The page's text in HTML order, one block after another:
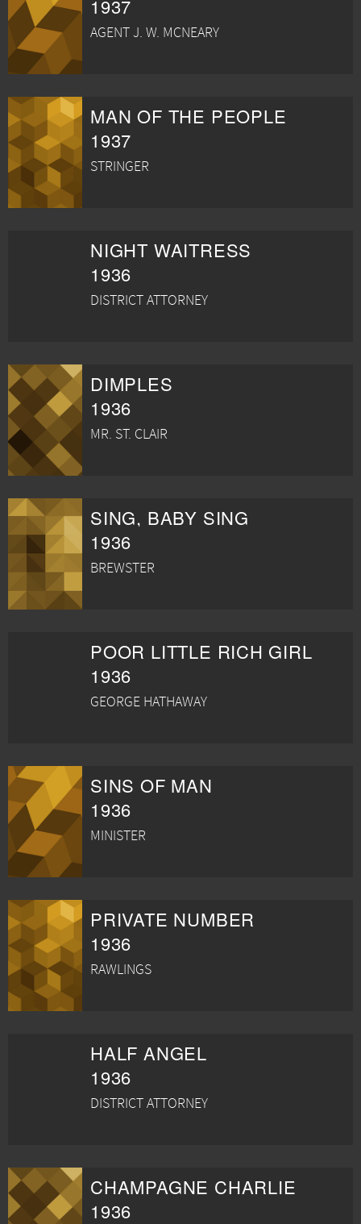
1937
AGENT J. W. MCNEARY
MAN OF THE PEOPLE
1937
STRINGER
NIGHT WAITRESS
1936
DISTRICT ATTORNEY
DIMPLES
1936
MR. ST. CLAIR
SING, BABY SING
1936
BREWSTER
POOR LITTLE RICH GIRL
1936
GEORGE HATHAWAY
SINS OF MAN
1936
MINISTER
PRIVATE NUMBER
1936
RAWLINGS
HALF ANGEL
1936
DISTRICT ATTORNEY
CHAMPAGNE CHARLIE
1936